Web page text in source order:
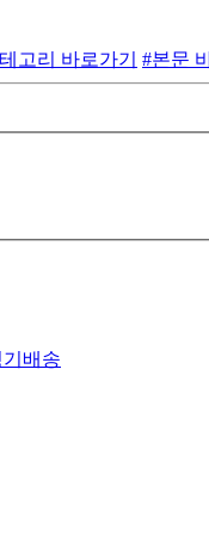
고리 바로가기 #본문
기배송